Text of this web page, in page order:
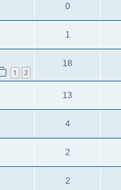
0
1
1 2
18
13
4
2
2